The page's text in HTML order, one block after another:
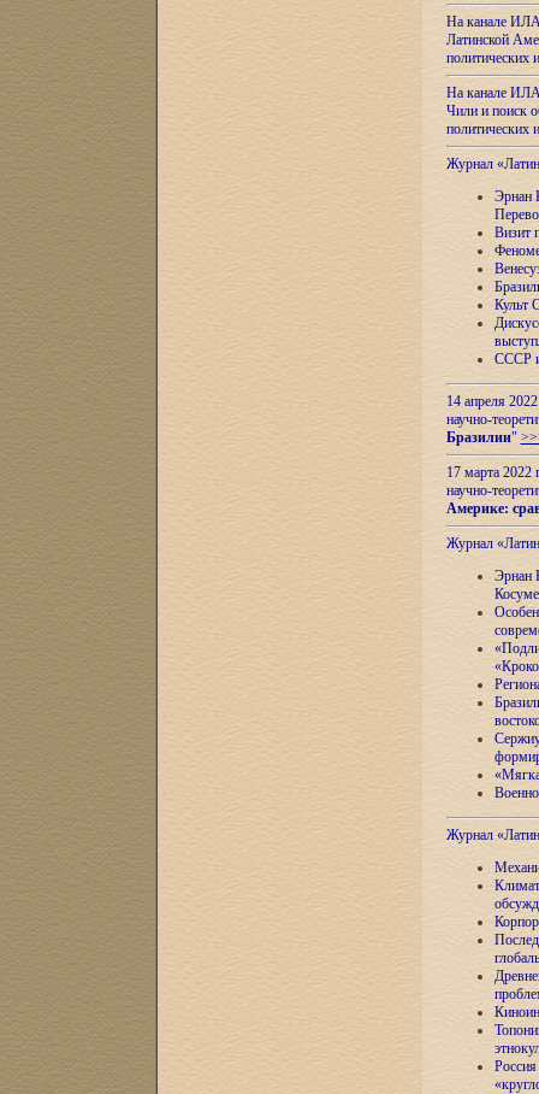
На канале
Латинской
На канале
Чили и поиск
Журнал
Эрнан
Визит
Культ
СССР и
14 апреля
научно-
Бразилии"
17 марта 2022
научно-
Америке:
Журнал
Эрнан
Журнал